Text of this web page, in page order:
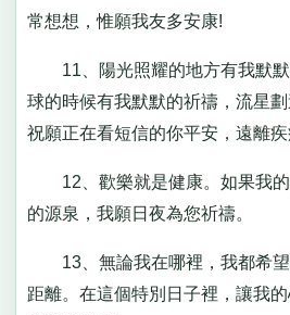
常想想，惟願我友多安康!
11、陽光照耀的地方有我默默
球的時候有我默默的祈禱，流星劃
祝願正在看短信的你平安，遠離疾
12、歡樂就是健康。如果我的
的源泉，我願日夜為您祈禱。
13、無論我在哪裡，我都希望
距離。在這個特別日子裡，讓我